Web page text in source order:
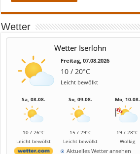
Wetter
Wetter Iserlohn
Freitag, 07.08.2026
10 / 20°C
Leicht bewölkt
Sa, 08.08.
10 / 26°C
Leicht bewölkt
So, 09.08.
15 / 29°C
Leicht bewölkt
Mo, 10.08.
19 / 28°C
Wolkig
Aktuelles Wetter ansehen